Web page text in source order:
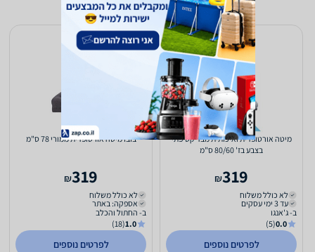
מיטה אורטופדית ואיכותית מבד קטיפתי
בצבע בז' 80/60 ס"מ
319
₪
לא כולל משלוח
עד 3 ימי עסקים
ב- ג'אנגו
0.0
(5)
לפרטים נוספים
בובו מיטה אורטופדית ממורי 78 ס"מ
319
₪
לא כולל משלוח
אספקה: באתר
ב- החתול והכלב
1.0
(18)
לפרטים נוספים